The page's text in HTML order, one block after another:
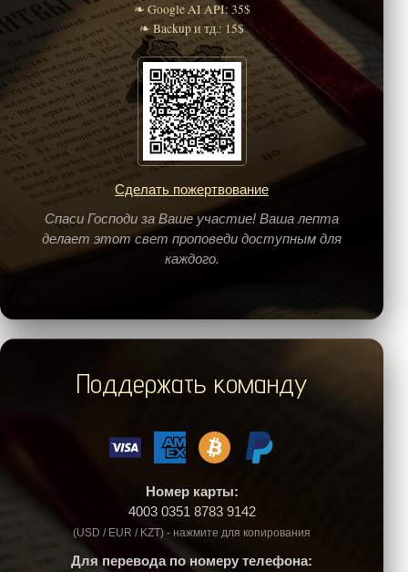
❧ Google AI API: 35$
❧ Backup и тд.: 15$
Сделать пожертвование
Спаси Господи за Ваше участие! Ваша лепта
делает этот свет проповеди доступным для
каждого.
Поддержать команду
Номер карты:
4003 0351 8783 9142
(USD / EUR / KZT) - нажмите для копирования
Для перевода по номеру телефона: